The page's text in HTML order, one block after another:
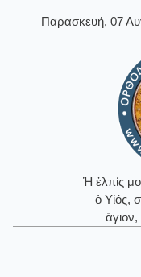
Παρασκευή, 07
Ἡ ἐλπίς
ὁ Υἱός,